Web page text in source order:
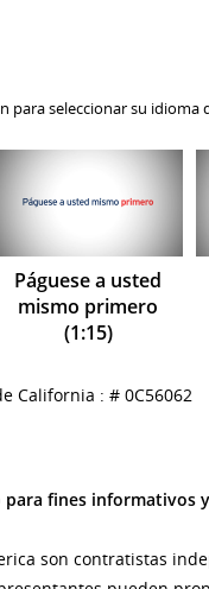
para seleccionar su
Páguese a usted
mismo primero
(1:15)
California : # 0C56062
para fines
son contratistas